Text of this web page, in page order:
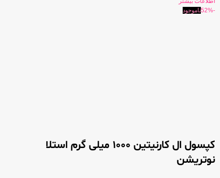
-52%
ناموجود
کپسول ال کارنیتین 1000 میلی گرم استلا
نوتریشن